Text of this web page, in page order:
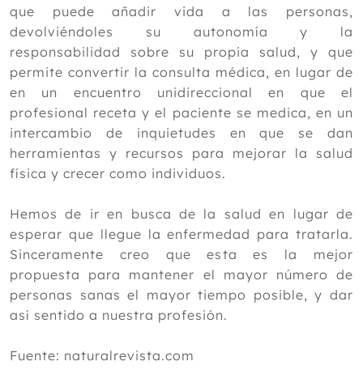
que puede añadir vida a las personas,
devolviéndoles su autonomía y la
responsabilidad sobre su propia salud, y que
permite convertir la consulta médica, en lugar de
en un encuentro unidireccional en que el
profesional receta y el paciente se medica, en un
intercambio de inquietudes en que se dan
herramientas y recursos para mejorar la salud
física y crecer como individuos.
Hemos de ir en busca de la salud en lugar de
esperar que llegue la enfermedad para tratarla.
Sinceramente creo que esta es la mejor
propuesta para mantener el mayor número de
personas sanas el mayor tiempo posible, y dar
así sentido a nuestra profesión.
Fuente: naturalrevista.com